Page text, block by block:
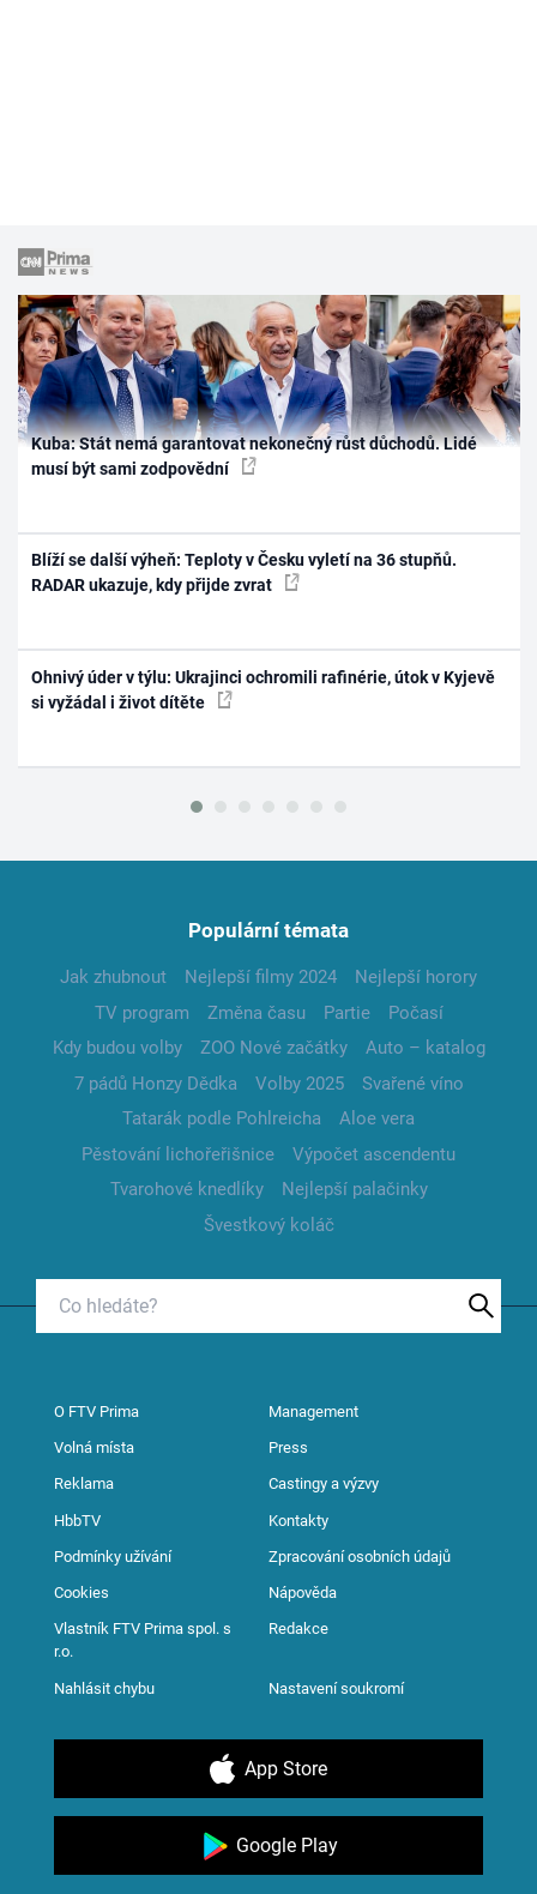
Kuba: Stát nemá garantovat nekonečný růst důchodů. Lidé
musí být sami zodpovědní
Blíží se další výheň: Teploty v Česku vyletí na 36 stupňů.
RADAR ukazuje, kdy přijde zvrat
Ohnivý úder v týlu: Ukrajinci ochromili rafinérie, útok v Kyjevě
si vyžádal i život dítěte
Populární témata
Jak zhubnout Nejlepší filmy 2024
Nejlepší horory
TV program
Změna času Partie
Počasí
Kdy budou volby
ZOO Nové začátky
Auto – katalog
7 pádů Honzy Dědka
Volby 2025
Svařené víno
Tatarák podle Pohlreicha
Aloe vera
Pěstování lichořeřišnice
Výpočet ascendentu
Tvarohové knedlíky
Nejlepší palačinky
Švestkový koláč
O FTV Prima Management
Volná místa Press
Reklama Castingy a výzvy
HbbTV Kontakty
Podmínky užívání Zpracování osobních údajů
Cookies Nápověda
Vlastník FTV Prima spol. s
r.o.
Redakce
Nahlásit chybu Nastavení soukromí
App Store
Google Play